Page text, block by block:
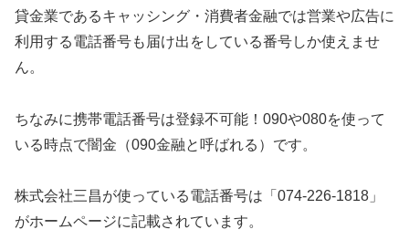
貸金業であるキャッシング・消費者金融では営業や広告に
利用する電話番号も届け出をしている番号しか使えませ
ん。
ちなみに携帯電話番号は登録不可能！090や080を使って
いる時点で闇金（090金融と呼ばれる）です。
株式会社三昌が使っている電話番号は「074-226-1818」
がホームページに記載されています。